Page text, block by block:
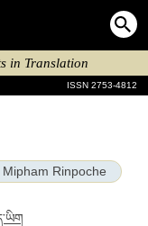
in Translation
ISSN 2753-4812
Mipham Rinpoche